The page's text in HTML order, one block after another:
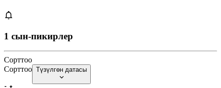
1 сын-пикирлер
Сорттоо
Сорттоо Түзүлгөн датасы